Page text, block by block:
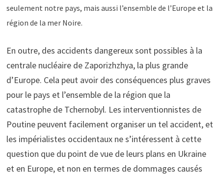
seulement notre pays, mais aussi l’ensemble de l’Europe et la
région de la mer Noire.
En outre, des accidents dangereux sont possibles à la
centrale nucléaire de Zaporizhzhya, la plus grande
d’Europe. Cela peut avoir des conséquences plus graves
pour le pays et l’ensemble de la région que la
catastrophe de Tchernobyl. Les interventionnistes de
Poutine peuvent facilement organiser un tel accident, et
les impérialistes occidentaux ne s’intéressent à cette
question que du point de vue de leurs plans en Ukraine
et en Europe, et non en termes de dommages causés